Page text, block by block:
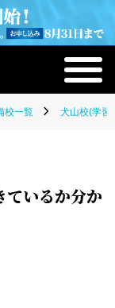
校一覧 犬山校(学習
ているか分か